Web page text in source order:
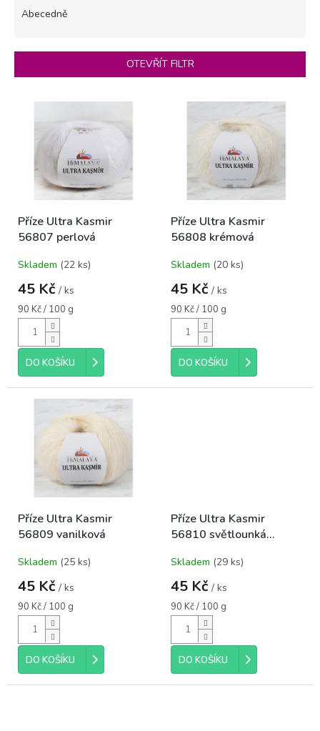
e
r
Abecedně
OTEVŘÍT FILTR
d
u
t
ů
Příze Ultra Kasmir
56807 perlová
Skladem (22 ks)
45 Kč / ks
Měrná
cena:
90 Kč / 100 g
DO KOŠÍKU
Příze Ultra Kasmir
56808 krémová
Skladem (20 ks)
45 Kč / ks
Měrná
cena:
90 Kč / 100 g
DO KOŠÍKU
Příze Ultra Kasmir
56809 vanilková
Skladem (25 ks)
45 Kč / ks
Měrná
cena:
90 Kč / 100 g
DO KOŠÍKU
Příze Ultra Kasmir
56810 světlounká
Skladem (29 ks)
45 Kč / ks
Měrná
cena:
90 Kč / 100 g
DO KOŠÍKU